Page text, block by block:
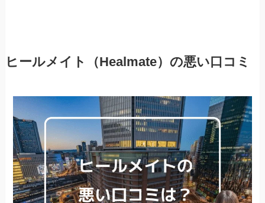
ヒールメイト（Healmate）の悪い口コミ